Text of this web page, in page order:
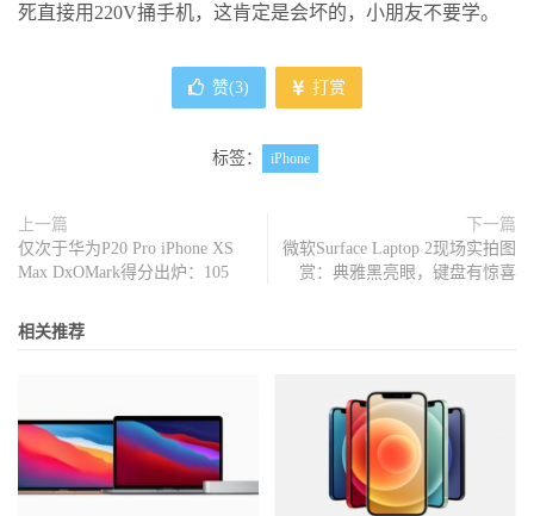
死直接用220V捅手机，这肯定是会坏的，小朋友不要学。
赞(3) 打赏
标签： iPhone
上一篇
仅次于华为P20 Pro iPhone XS
Max DxOMark得分出炉：105
下一篇
微软Surface Laptop 2现场实拍图
赏：典雅黑亮眼，键盘有惊喜
相关推荐